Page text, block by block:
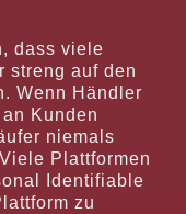
dass viele
streng auf den
Wenn Händler
Kunden
niemals
Plattformen
Identifiable
zu